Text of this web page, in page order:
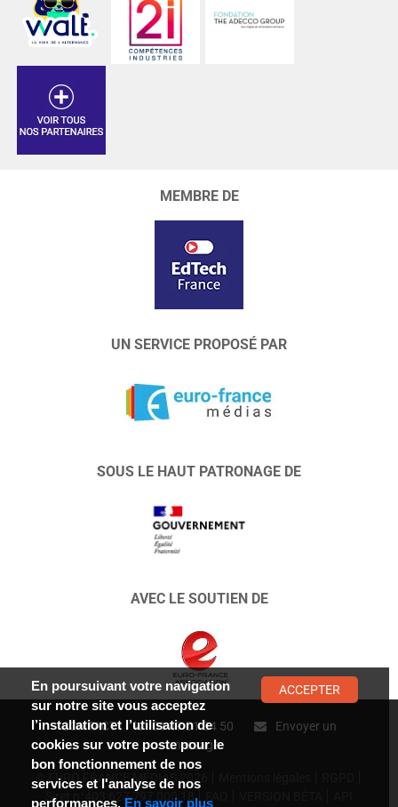
MEMBRE DE
UN SERVICE PROPOSÉ PAR
SOUS LE HAUT PATRONAGE DE
AVEC LE SOUTIEN DE
CONTACT : 01 47 01 34 50
Envoyer un
message
© EURO FRANCE MÉDIAS 2026
Siret n°403 627 797 000 18
En poursuivant votre navigation
sur notre site vous acceptez
l’installation et l’utilisation de
cookies sur votre poste pour le
bon fonctionnement de nos
services et l'analyse de nos
performances. En savoir plus
ACCEPTER